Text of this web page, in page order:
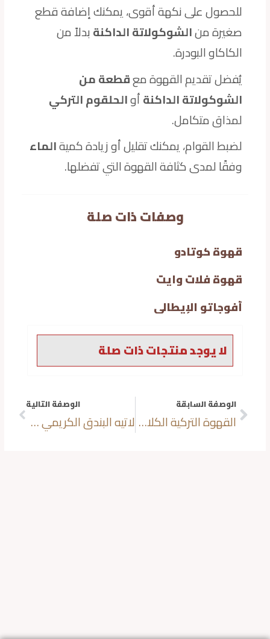
للحصول على نكهة أقوى، يمكنك إضافة قطع
صغيرة منالشوكولاتة الداكنةبدلاً من
الكاكاو البودرة.
يُفضل تقديم القهوة معقطعة من
الشوكولاتة الداكنةأوالحلقوم التركي
لمذاق متكامل.
لضبط القوام، يمكنك تقليل أو زيادة كميةالماء
وفقًا لمدى كثافة القهوة التي تفضلها.
وصفات ذات صلة
قهوة كوتادو
قهوة فلات وايت
أفوجاتو الإيطالي
لا يوجد منتجات ذات صلة
Prev
الوصفة السابقة
القهوة التركية الكلاسيكية
الوصفة التالية
لاتيه البندق الكريمي – القهوة الغنية مع نكهة الجوز الفاخرة